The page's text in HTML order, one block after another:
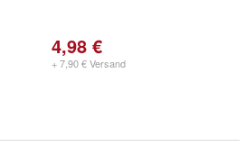
4,98 €
+ 7,90 € Versand